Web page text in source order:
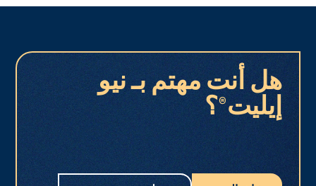
هل أنت مهتم بـ نيو
إيليت®؟